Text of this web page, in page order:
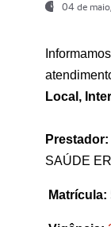
04 de
Local,
Prestador:
SAÚDE
Matrícula: